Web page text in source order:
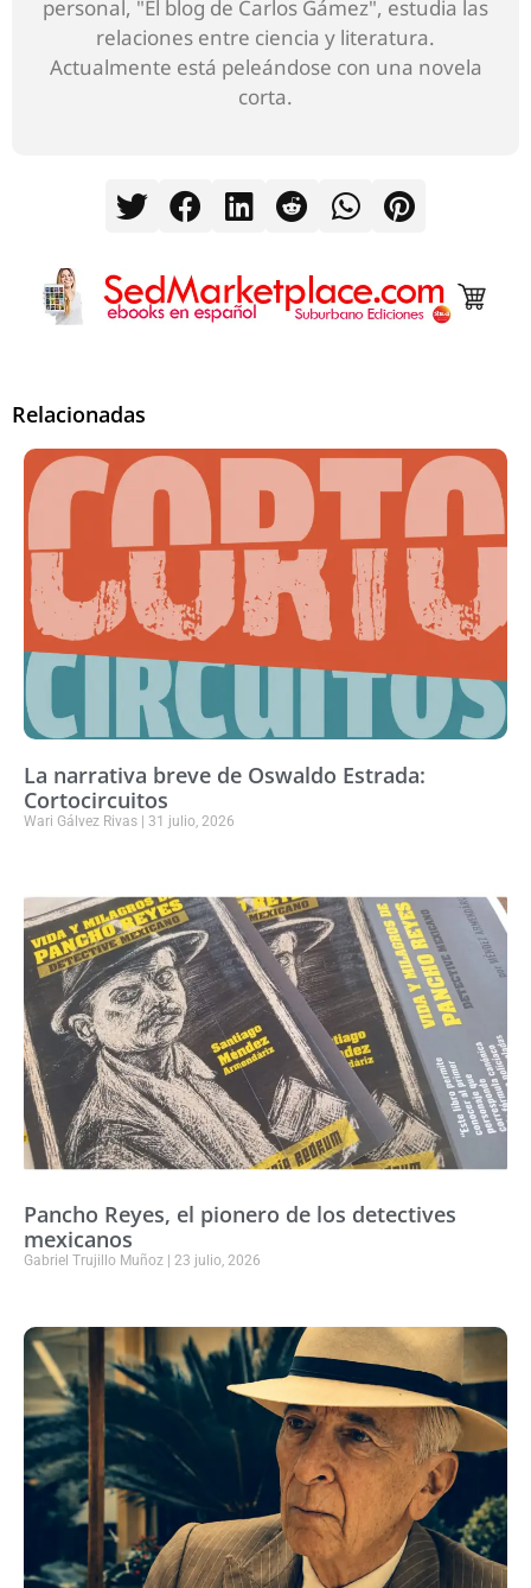
personal, "El blog de Carlos Gámez", estudia las
relaciones entre ciencia y literatura.
Actualmente está peleándose con una novela
corta.
Relacionadas
La narrativa breve de Oswaldo Estrada:
Cortocircuitos
Wari Gálvez Rivas 31 julio, 2026
Pancho Reyes, el pionero de los detectives
mexicanos
Gabriel Trujillo Muñoz 23 julio, 2026